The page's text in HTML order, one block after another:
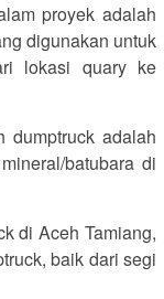
proyek adalah
digunakan untuk
lokasi quary ke
dumptruck adalah
batubara di
di Aceh Tamiang,
baik dari segi